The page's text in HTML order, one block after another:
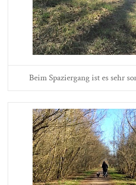
Beim Spaziergang ist es sehr